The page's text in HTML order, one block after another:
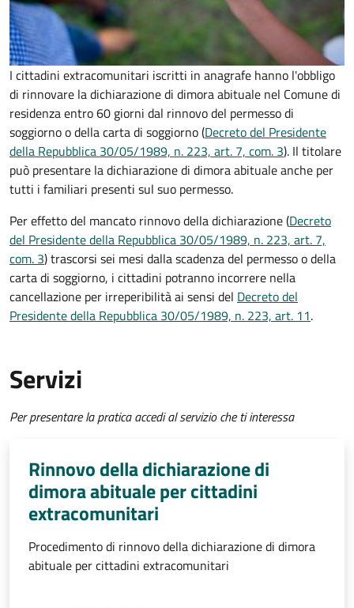
I cittadini extracomunitari iscritti in anagrafe hanno l'obbligo
di rinnovare la dichiarazione di dimora abituale nel Comune di
residenza entro 60 giorni dal rinnovo del permesso di
soggiorno o della carta di soggiorno (Decreto del Presidente
della Repubblica 30/05/1989, n. 223, art. 7, com. 3). Il titolare
può presentare la dichiarazione di dimora abituale anche per
tutti i familiari presenti sul suo permesso.
Per effetto del mancato rinnovo della dichiarazione (Decreto
del Presidente della Repubblica 30/05/1989, n. 223, art. 7,
com. 3) trascorsi sei mesi dalla scadenza del permesso o della
carta di soggiorno, i cittadini potranno incorrere nella
cancellazione per irreperibilità ai sensi del Decreto del
Presidente della Repubblica 30/05/1989, n. 223, art. 11.
Servizi
Per presentare la pratica accedi al servizio che ti interessa
Rinnovo della dichiarazione di
dimora abituale per cittadini
extracomunitari
Procedimento di rinnovo della dichiarazione di dimora
abituale per cittadini extracomunitari